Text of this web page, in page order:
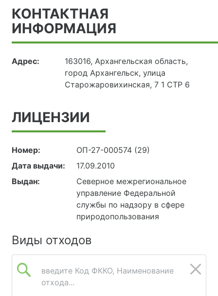
КОНТАКТНАЯ
ИНФОРМАЦИЯ
Адрес:
163016, Архангельская область,
город Архангельск, улица
Старожаровихинская, 7 1 СТР 6
ЛИЦЕНЗИИ
Номер:
ОП-27-000574 (29)
Дата выдачи:
17.09.2010
Выдан:
Северное межрегиональное
управление Федеральной
службы по надзору в сфере
природопользования
Виды отходов
введите Код ФККО, Наименование
отхода...